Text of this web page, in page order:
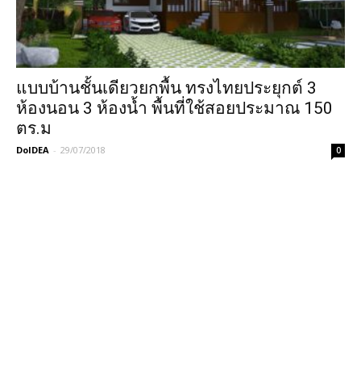
แบบบ้านชั้นเดียวยกพื้น ทรงไทยประยุกต์ 3
ห้องนอน 3 ห้องน้ำ พื้นที่ใช้สอยประมาณ 150
ตร.ม
DoIDEA - 29/07/2018 0